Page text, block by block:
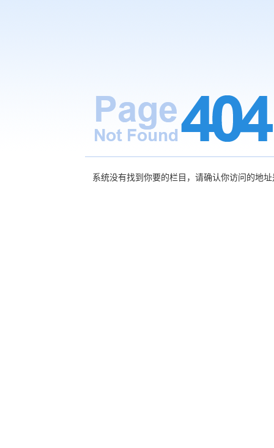
系统没有找到你要的栏目，请确认你访问的地